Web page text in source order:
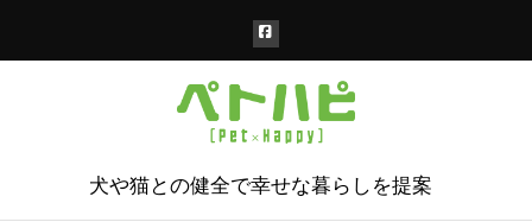
犬や猫との健全で幸せな暮らしを提案